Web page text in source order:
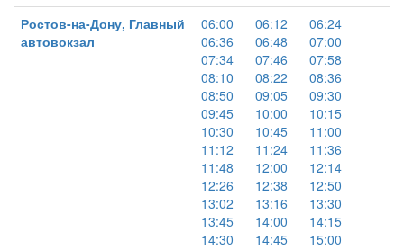
Ростов-на-Дону, Главный
автовокзал
06:00 06:12
06:24
06:36
06:48
07:00
07:34
07:46
07:58
08:10
08:22
08:36
08:50
09:05
09:30
09:45
10:00
10:15
10:30
10:45
11:00
11:12
11:24
11:36
11:48
12:00
12:14
12:26
12:38
12:50
13:02
13:16
13:30
13:45
14:00
14:15
14:30
14:45
15:00